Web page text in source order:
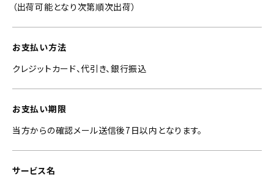
（出荷可能となり次第順次出荷）
お支払い方法
クレジットカード、代引き、銀行振込
お支払い期限
当方からの確認メール送信後7日以内となります。
サービス名